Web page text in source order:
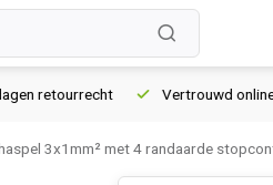
retourrecht Vertrouwd online
3x1mm² met 4 randaarde